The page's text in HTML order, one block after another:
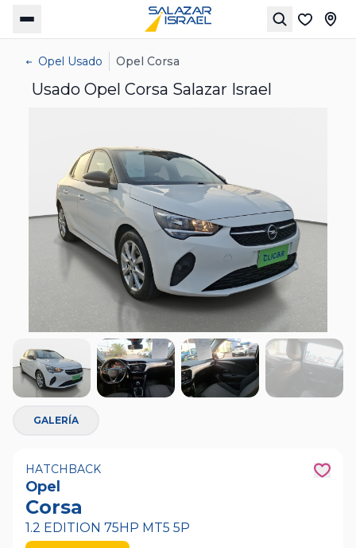
Opel Usado Opel Corsa
Usado Opel Corsa Salazar Israel
GALERÍA
HATCHBACK
Opel
Corsa
1.2 EDITION 75HP MT5 5P